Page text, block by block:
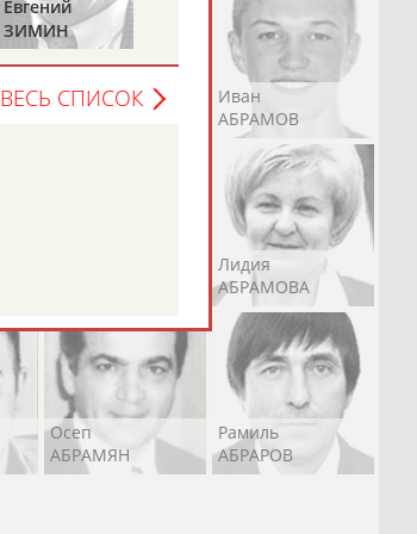
Валерий
Иван
АБРАМОВ
Лидия
АБРАМОВА
Осеп
АБРАМЯН
Рамиль
АБРАРОВ
Евгений
ЗИМИН
Николай
АВИЛОВ
ВЕСЬ СПИСОК